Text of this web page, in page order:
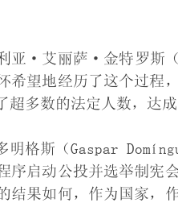
亚·艾丽萨·金特罗
望地经历了这个过程
超多数的法定人数，达
格斯（Gaspar
序启动公投并选举制宪
结果如何，作为国家，